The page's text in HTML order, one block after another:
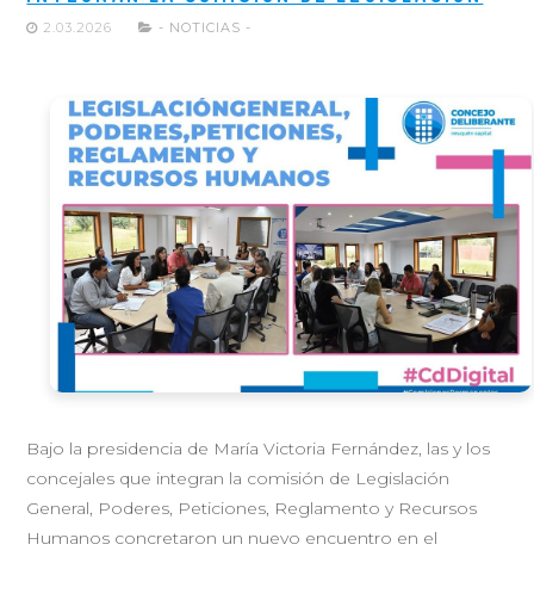
2.03.2026 - NOTICIAS -
Bajo la presidencia de María Victoria Fernández, las y los
concejales que integran la comisión de Legislación
General, Poderes, Peticiones, Reglamento y Recursos
Humanos concretaron un nuevo encuentro en el